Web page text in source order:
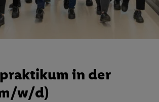
in der
w/d)